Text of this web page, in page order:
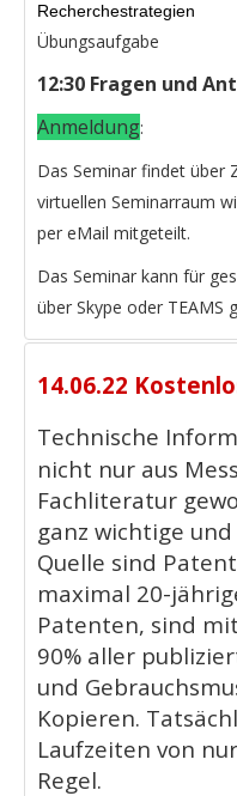
Recherchestrategien
Übungsaufgabe
12:30 Fragen und
Anmeldung:
Das Seminar findet über
virtuellen Seminarraum
per eMail mitgeteilt.
Das Seminar kann für
über Skype oder TEAMS
Technische
nicht nur aus
Fachliteratur
ganz wichtige
Quelle sind
maximal 20-
Patenten, sind
90% aller
und
Kopieren.
Laufzeiten von
Regel.